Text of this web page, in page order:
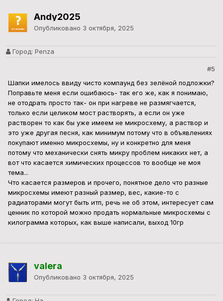
Andy2025
Опубликовано 3 октября, 2025
Город: Penza
#5
Шапки имелось ввиду чисто компаунд без зелёной подложки?
Поправьте меня если ошибаюсь- так его же, как я понимаю,
не отодрать просто так- он при нагреве не размягчается,
только если целиком мост растворять, а если он уже
растворен то как бы уже имеем не микросхему, а раствор и
это уже другая песня, как минимум потому что в объявлениях
покупают именно микросхемы, ну и конкретно для меня
потому что механически снять микру проблем никаких нет, а
вот что касается химических процессов то вообще не моя
тема...
Что касается размеров и прочего, понятное дело что разные
микросхемы имеют разный размер, вес, какие-то с
радиаторами могут быть итп, речь не об этом, интересует сам
ценник по которой можно продать нормальные микросхемы с
килограмма которых, как выше написали, выход 10гр
valera
Опубликовано 3 октября, 2025